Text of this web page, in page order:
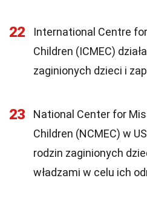
22
International Centre
Children (ICMEC)
zaginionych dzieci i
23
National Center for
Children (NCMEC) w
rodzin zaginionych
władzami w celu ich